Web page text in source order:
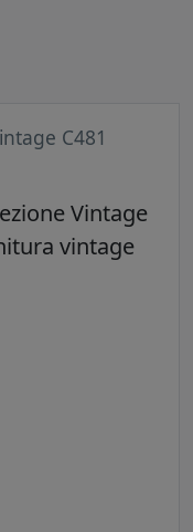
C481
Vintage
vintage